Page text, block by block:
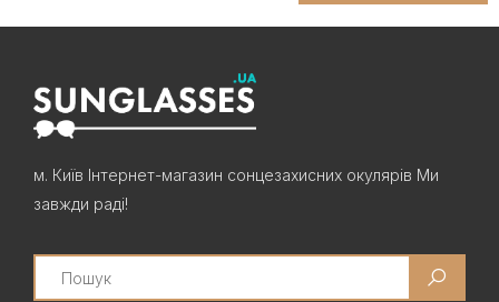
м. Київ Інтернет-магазин сонцезахисних окулярів Ми
завжди раді!
Search